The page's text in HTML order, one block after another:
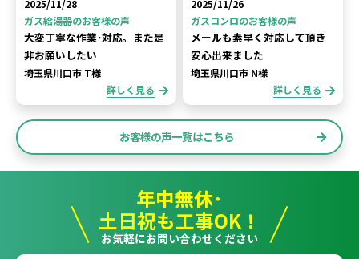
2025/11/28
ガス給湯器のお客様の声
大変丁寧な作業･対応。また是
非お願いしたい
埼玉県川口市 T様
詳しく見る
2025/11/26
ガスコンロのお客様の声
メールも素早く対応して頂き
安心出来ました
埼玉県川口市 N様
詳しく見る
お客様の声一覧はこちら
年中無休･
土日祝も工事OK！
お気軽にお問い合わせください